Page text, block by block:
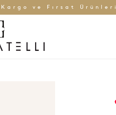
ve Fırsat Ürünleri